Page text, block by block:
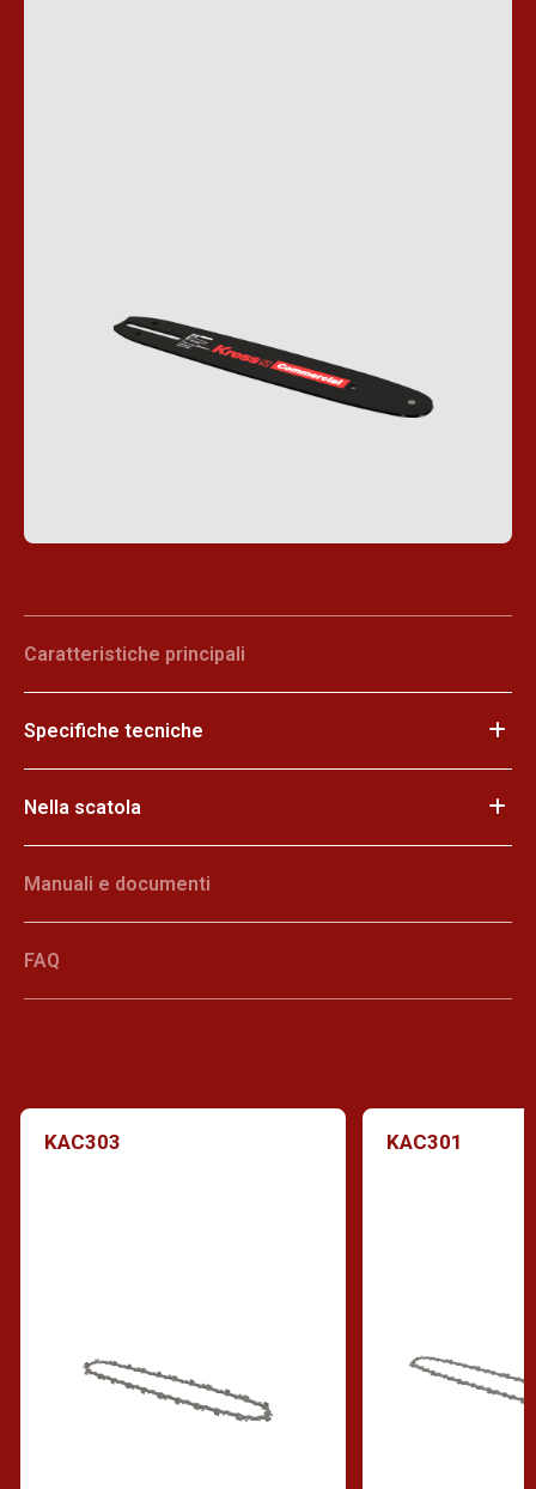
Caratteristiche principali
Specifiche tecniche
Nella scatola
Manuali e documenti
FAQ
KAC303 KAC301